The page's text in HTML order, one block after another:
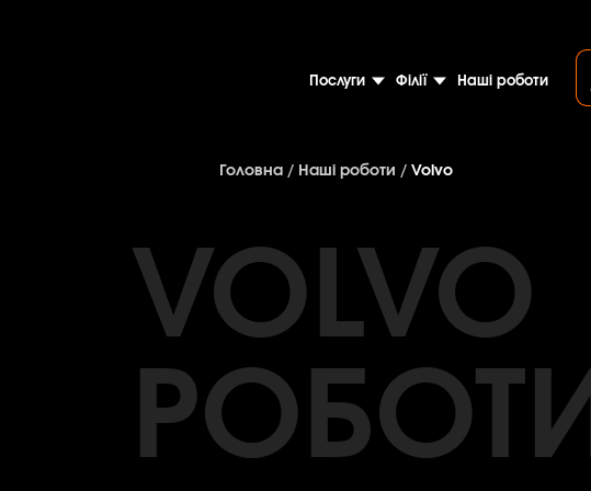
Послуги Філії Наші роботи
Головна / Наші роботи / Volvo
VOLVO
РОБОТИ